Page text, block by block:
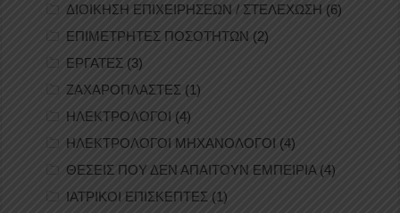
ΔΙΟΙΚΗΣΗ ΕΠΙΧΕΙΡΗΣΕΩΝ / ΣΤΕΛΕΧΩΣΗ (6)
ΕΠΙΜΕΤΡΗΤΕΣ ΠΟΣΟΤΗΤΩΝ (2)
ΕΡΓΑΤΕΣ (3)
ΖΑΧΑΡΟΠΛΑΣΤΕΣ (1)
ΗΛΕΚΤΡΟΛΟΓΟΙ (4)
ΗΛΕΚΤΡΟΛΟΓΟΙ ΜΗΧΑΝΟΛΟΓΟΙ (4)
ΘΕΣΕΙΣ ΠΟΥ ΔΕΝ ΑΠΑΙΤΟΥΝ ΕΜΠΕΙΡΙΑ (4)
ΙΑΤΡΙΚΟΙ ΕΠΙΣΚΕΠΤΕΣ (1)